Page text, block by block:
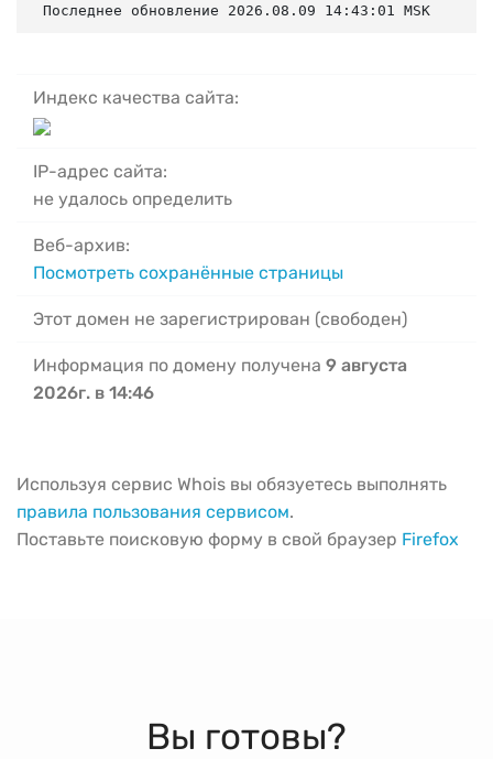
Последнее обновление 2026.08.09 14:43:01 MSK
Индекс качества сайта:
IP-адрес сайта:
не удалось определить
Веб-архив:
Посмотреть сохранённые страницы
Этот домен не зарегистрирован (свободен)
Информация по домену получена 9 августа
2026г. в 14:46
Используя сервис Whois вы обязуетесь выполнять
правила пользования сервисом.
Поставьте поисковую форму в свой браузер Firefox
Вы готовы?